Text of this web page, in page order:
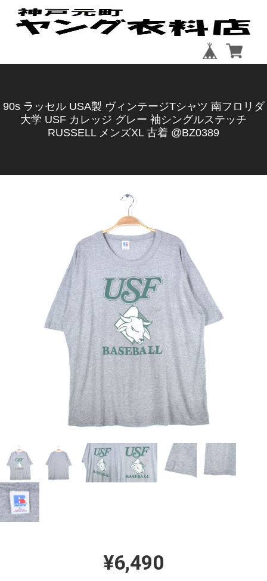
90s ラッセル USA製 ヴィンテージTシャツ 南フロリダ
大学 USF カレッジ グレー 袖シングルステッチ
RUSSELL メンズXL 古着 @BZ0389
¥6,490